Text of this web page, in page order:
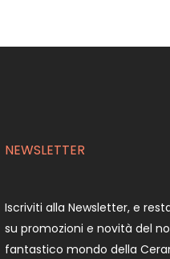
NEWSLETTER
Iscriviti alla Newsletter, e
su promozioni e novità del
fantastico mondo della